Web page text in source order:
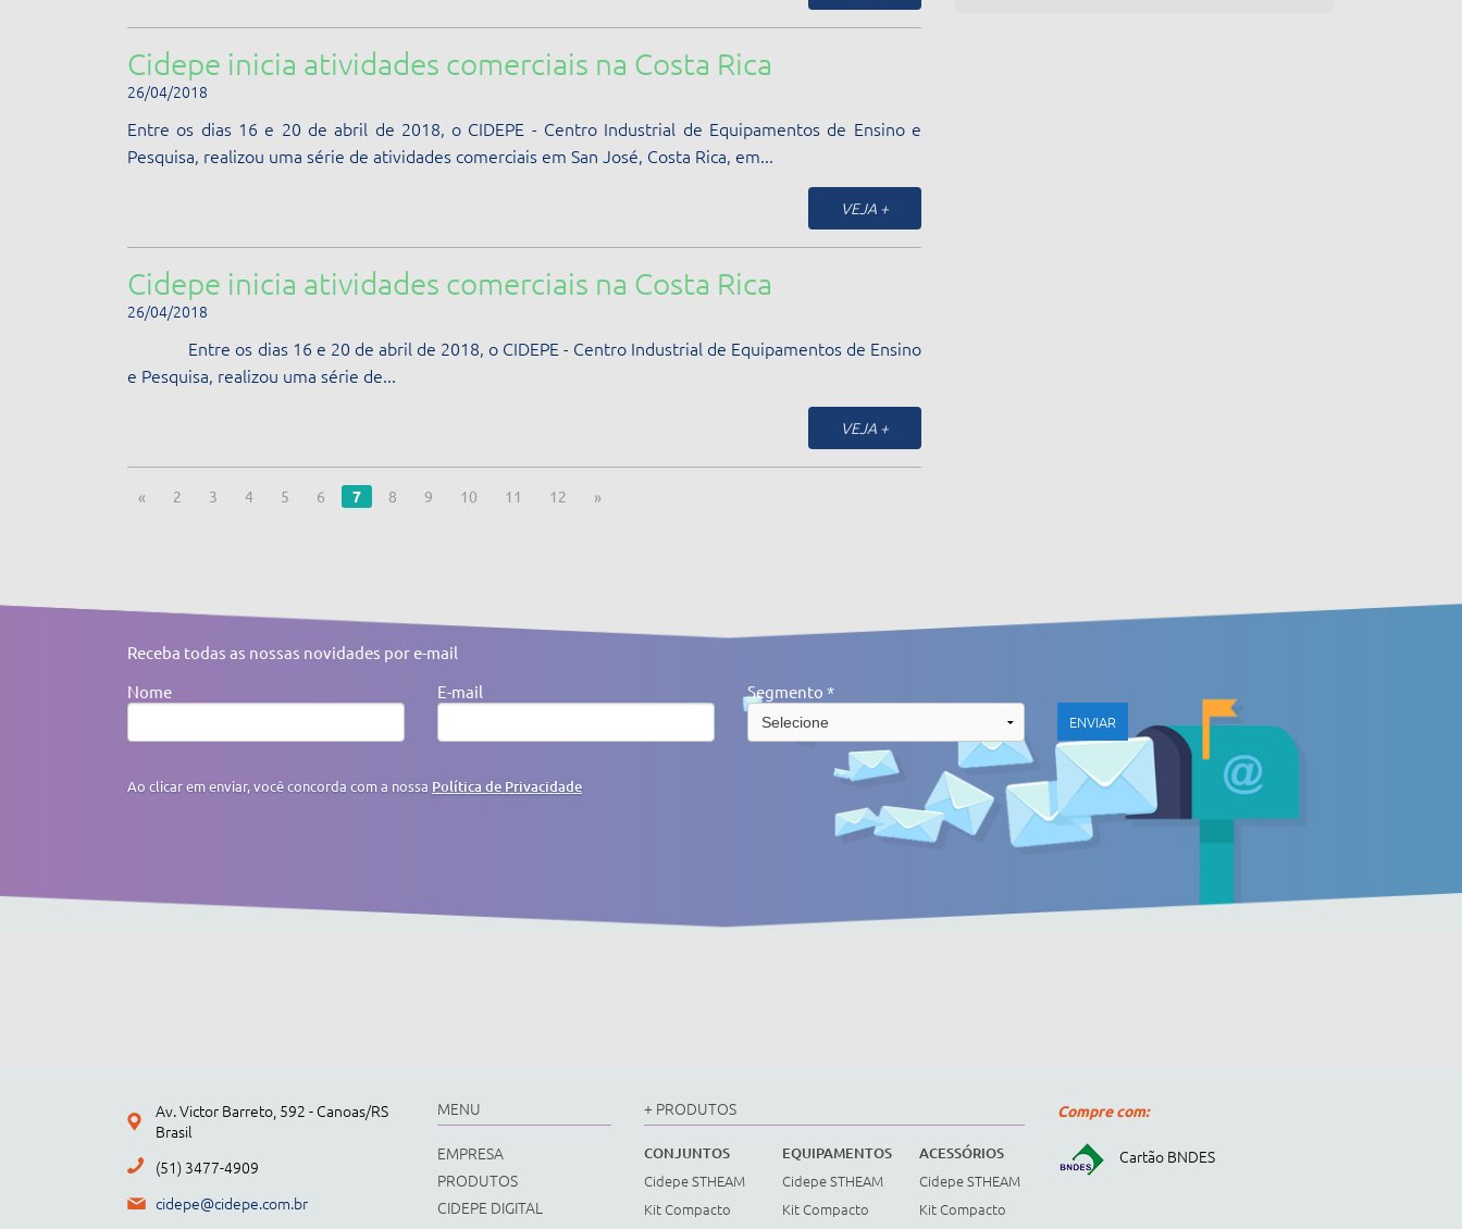
Cidepe inicia atividades comerciais na Costa Rica
26/04/2018
Entre os dias 16 e 20 de abril de 2018, o CIDEPE - Centro Industrial de Equipamentos de Ensino e
Pesquisa, realizou uma série de atividades comerciais em San José, Costa Rica, em...
VEJA +
Cidepe inicia atividades comerciais na Costa Rica
26/04/2018
Entre os dias 16 e 20 de abril de 2018, o CIDEPE - Centro Industrial de Equipamentos de Ensino
e Pesquisa, realizou uma série de...
VEJA +
« 2 3 4 5 6 7 8 9 10 11 12 »
Receba todas as nossas novidades por e-mail
Nome
E-mail Segmento *
Ao clicar em enviar, você concorda com a nossa Política de Privacidade
Av. Victor Barreto, 592 - Canoas/RS
Brasil
(51) 3477-4909
cidepe@cidepe.com.br
MENU
EMPRESA
PRODUTOS
CIDEPE DIGITAL
+ PRODUTOS
CONJUNTOS
Cidepe STHEAM
Kit Compacto
EQUIPAMENTOS
Cidepe STHEAM
Kit Compacto
ACESSÓRIOS
Cidepe STHEAM
Kit Compacto
Compre com:
Cartão BNDES